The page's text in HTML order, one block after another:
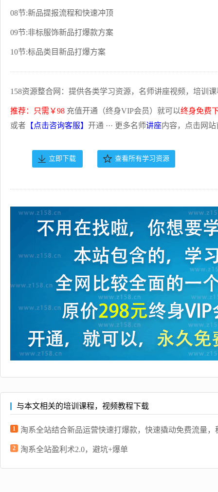
08节:新品提报流程和快速冲顶
09节:非标服饰新品打爆款方案
10节:标品类目新品打爆方案
158资源整合网：提供各类学习资源，名师讲座视频，培训
推荐：只需￥98 充值开通（终身VIP会员）就可以终身免费
或者 【点击咨询客服】 开通 ··· 更多名师讲座内容，点击网
立即下载 查看所有学习资源
与本文相关的培训课程，视频教程下载
1 淘系全站结合新品运营快速打爆款，快速撬动免费流量，
2 淘系全站盈利术2.0，避坑+爆单